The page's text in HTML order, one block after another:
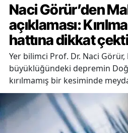
Naci Görür’den
açıklaması:
hattına dikkat çekti
Yer bilimci Prof. Dr. Naci Görür,
büyüklüğündeki depremin
kırılmamış bir kesiminde